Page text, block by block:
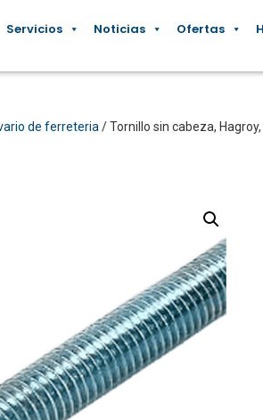
Servicios Noticias Ofertas
de ferreteria / Tornillo sin cabeza,